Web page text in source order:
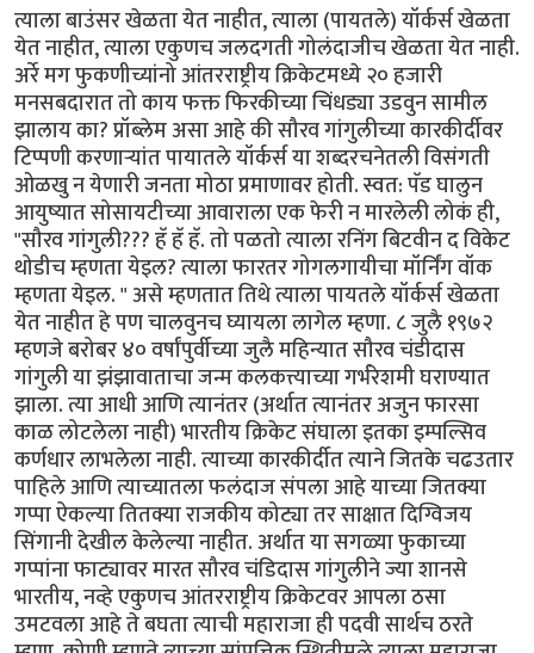
त्याला बाउंसर खेळता येत नाहीत, त्याला (पायतले) यॉर्कर्स खेळता
येत नाहीत, त्याला एकुणच जलदगती गोलंदाजीच खेळता येत नाही.
अर्रे मग फुकणीच्यांनो आंतरराष्ट्रीय क्रिकेटमध्ये २० हजारी
मनसबदारात तो काय फक्त फिरकीच्या चिंधड्या उडवुन सामील
झालाय का? प्रॉब्लेम असा आहे की सौरव गांगुलीच्या कारकीर्दीवर
टिप्पणी करणार्‍यांत पायातले यॉर्कर्स या शब्दरचनेतली विसंगती
ओळखु न येणारी जनता मोठा प्रमाणावर होती. स्वत: पॅड घालुन
आयुष्यात सोसायटीच्या आवाराला एक फेरी न मारलेली लोकं ही,
"सौरव गांगुली??? हॅ हॅ हॅ. तो पळतो त्याला रनिंग बिटवीन द विकेट
थोडीच म्हणता येइल? त्याला फारतर गोगलगायीचा मॉर्निंग वॉक
म्हणता येइल. " असे म्हणतात तिथे त्याला पायतले यॉर्कर्स खेळता
येत नाहीत हे पण चालवुनच घ्यायला लागेल म्हणा. ८ जुलै १९७२
म्हणजे बरोबर ४० वर्षांपुर्वीच्या जुलै महिन्यात सौरव चंडीदास
गांगुली या झंझावाताचा जन्म कलकत्त्याच्या गर्भरेशमी घराण्यात
झाला. त्या आधी आणि त्यानंतर (अर्थात त्यानंतर अजुन फारसा
काळ लोटलेला नाही) भारतीय क्रिकेट संघाला इतका इम्पल्सिव
कर्णधार लाभलेला नाही. त्याच्या कारकीर्दीत त्याने जितके चढउतार
पाहिले आणि त्याच्यातला फलंदाज संपला आहे याच्या जितक्या
गप्पा ऐकल्या तितक्या राजकीय कोट्या तर साक्षात दिग्विजय
सिंगानी देखील केलेल्या नाहीत. अर्थात या सगळ्या फुकाच्या
गप्पांना फाट्यावर मारत सौरव चंडिदास गांगुलीने ज्या शानसे
भारतीय, नव्हे एकुणच आंतरराष्ट्रीय क्रिकेटवर आपला ठसा
उमटवला आहे ते बघता त्याची महाराजा ही पदवी सार्थच ठरते